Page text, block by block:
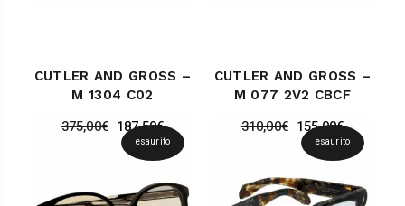
CUTLER AND GROSS –
M 1304 C02
375,00€ 187,50€
CUTLER AND GROSS –
M 077 2V2 CBCF
310,00€ 155,00€
esaurito esaurito